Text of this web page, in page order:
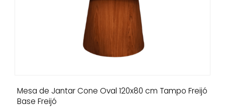
Mesa de Jantar Cone Oval 120x80 cm Tampo Freijó
Base Freijó